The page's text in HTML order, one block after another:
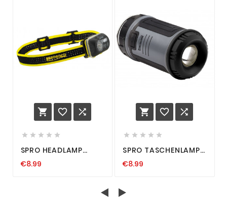
  
    
SPRO HEADLAMP
200L LED KOPFLAMPE
€8.99
  
    
SPRO TASCHENLAMPE
TASCHENLAMPE HELL
€8.99